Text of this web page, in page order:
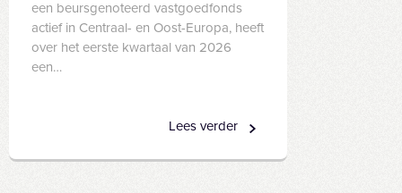
een beursgenoteerd vastgoedfonds
actief in Centraal- en Oost-Europa, heeft
over het eerste kwartaal van 2026
een…
Lees verder